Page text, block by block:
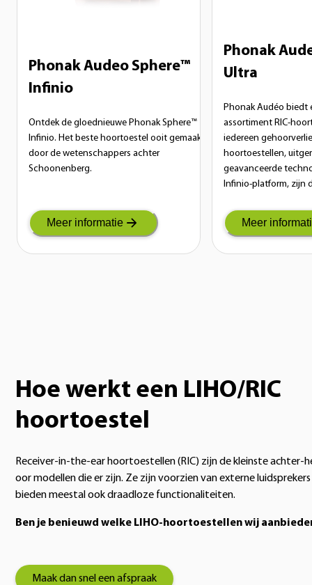
Phonak Audeo Sphere™
Infinio
Ontdek de gloednieuwe Phonak Sphere™
Infinio. Het beste hoortoestel ooit gemaakt
door de wetenschappers achter
Schoonenberg.
Meer informatie
Phonak
Ultra
Phonak Audéo biedt
assortiment RIC-
iedereen
hoortoestellen,
geavanceerde
Infinio-platform, zijn
oplossing.
Meer
Hoe werkt een LIHO/RIC
hoortoestel
Receiver-in-the-ear hoortoestellen (RIC) zijn de kleinste achter-
oor modellen die er zijn. Ze zijn voorzien van externe luidsprekers
bieden meestal ook draadloze functionaliteiten.
Ben je benieuwd welke LIHO-hoortoestellen wij
Maak dan snel een afspraak